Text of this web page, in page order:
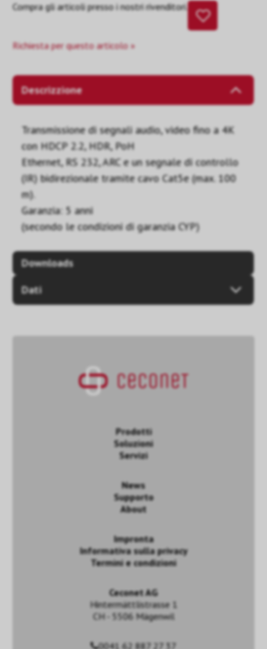
Compra gli articoli presso i nostri rivenditori.
Richiesta per questo articolo »
Descrizzione
Transmissione di segnali audio, video fino a 4K
con HDCP 2.2, HDR, PoH
Ethernet, RS 232, ARC e un segnale di controllo
(IR) bidirezionale tramite cavo Cat5e (max. 100
m).
Garanzia: 5 anni
(secondo le condizioni di garanzia CYP)
Downloads
Dati
Prodotti
Soluzioni
Servizi
News
Supporto
About
Impronta
Informativa sulla privacy
Termini e condizioni
Ceconet AG
Hintermättlistrasse 1
CH - 5506 Mägenwil
0041 62 887 27 37